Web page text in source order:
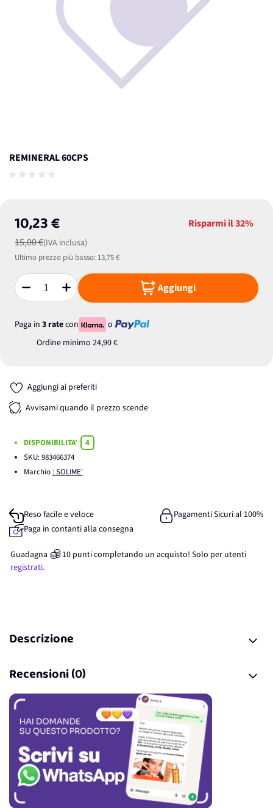
REMINERAL 60CPS
10,23 €
15,00 €(IVA inclusa)
Risparmi il32%
Ultimo prezzo più basso: 13,75 €
Quantità Aggiungi
Paga in 3 ratecon
o
Ordine minimo 24,90 €
Aggiungi ai preferiti
Avvisami quando il prezzo scende
DISPONIBILITA'
4
SKU:983466374
Marchio : SOLIME'
Reso facile e veloce
Pagamenti Sicuri al 100%
Paga in contanti alla consegna
Guadagna 10 punticompletando un acquisto! Solo per utenti
registrati.
Descrizione
Recensioni (0)